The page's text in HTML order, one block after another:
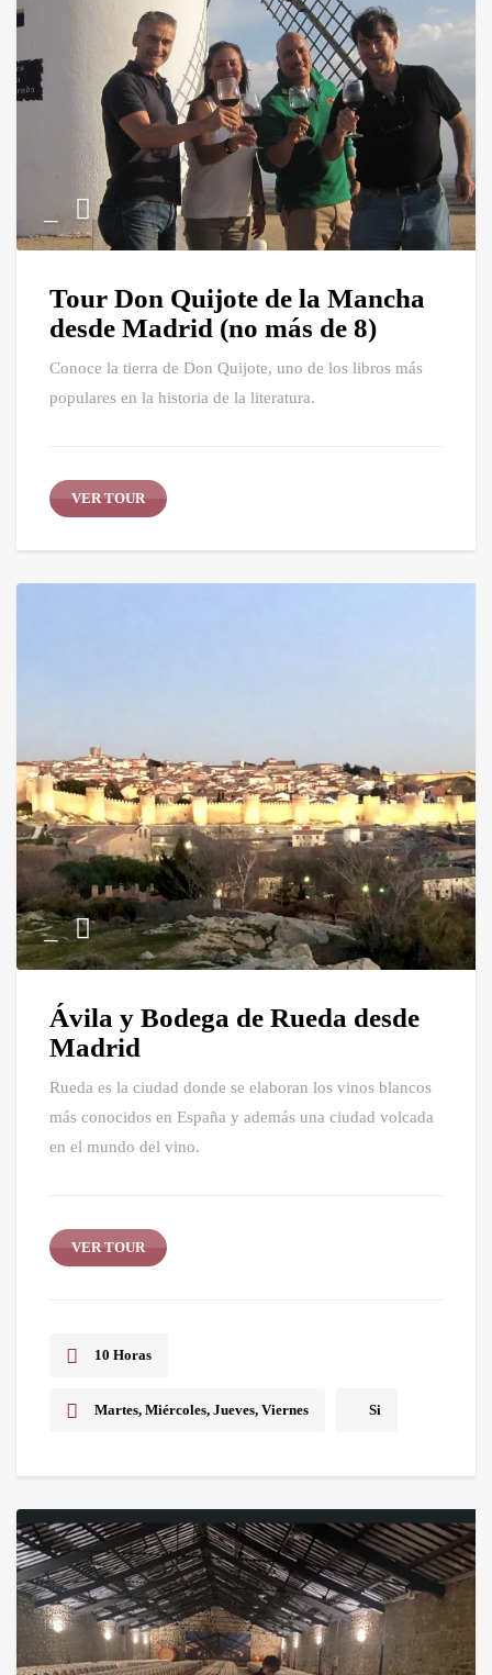
Tour Don Quijote de la Mancha
desde Madrid (no más de 8)
Conoce la tierra de Don Quijote, uno de los libros más
populares en la historia de la literatura.
VER TOUR
Ávila y Bodega de Rueda desde
Madrid
Rueda es la ciudad donde se elaboran los vinos blancos
más conocidos en España y además una ciudad volcada
en el mundo del vino.
VER TOUR
10 Horas
Martes, Miércoles, Jueves, Viernes Si